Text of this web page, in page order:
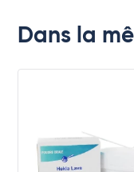
Dans la